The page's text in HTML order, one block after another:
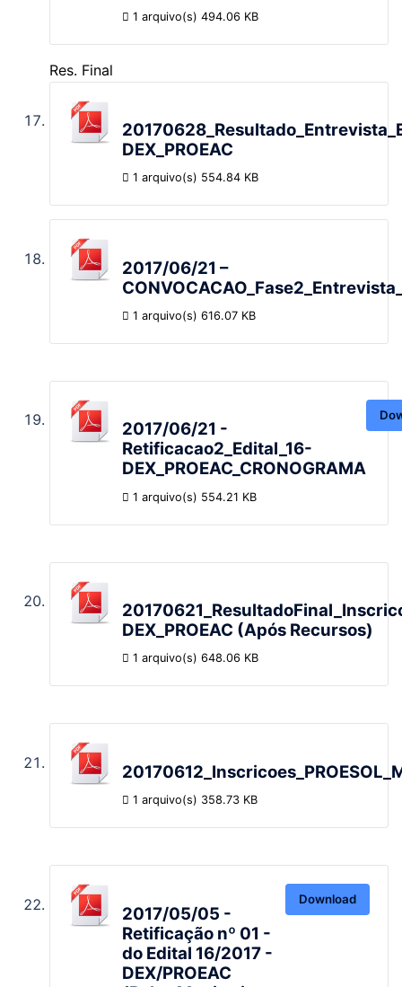
1 arquivo(s) 494.06 KB
Res. Final
DEX_PROEAC
1 arquivo(s) 554.84 KB
2017/06/21 –
1 arquivo(s) 616.07 KB
2017/06/21 -
Retificacao2_Edital_16-
DEX_PROEAC_CRONOGRAMA
1 arquivo(s) 554.21 KB
DEX_PROEAC (Após Recursos)
1 arquivo(s) 648.06 KB
1 arquivo(s) 358.73 KB
2017/05/05 -
Retificação nº 01 -
do Edital 16/2017 -
DEX/PROEAC
Download